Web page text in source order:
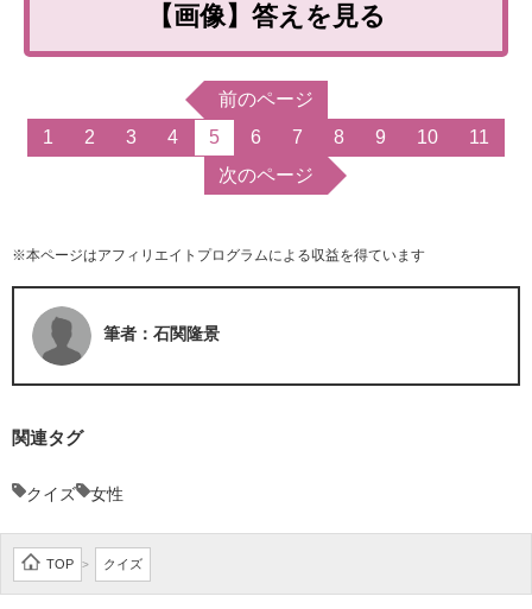
【画像】答えを見る
前のページ
1
2 3 4 5 6 7 8 9 10
11
次のページ
※本ページはアフィリエイトプログラムによる収益を得ています
筆者：石関隆景
関連タグ
クイズ 女性
TOP > クイズ